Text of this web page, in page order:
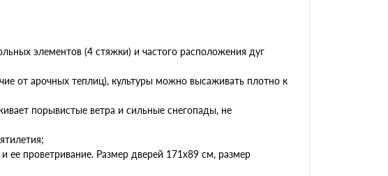
элементов (4 стяжки) и частого расположения дуг
от арочных теплиц), культуры можно высаживать плотно к
порывистые ветра и сильные снегопады, не
ее проветривание. Размер дверей 171х89 cм, размер